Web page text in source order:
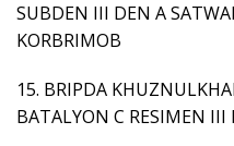
SUBDEN III DEN A
KORBRIMOB
15. BRIPDA
BATALYON C RESIMEN III